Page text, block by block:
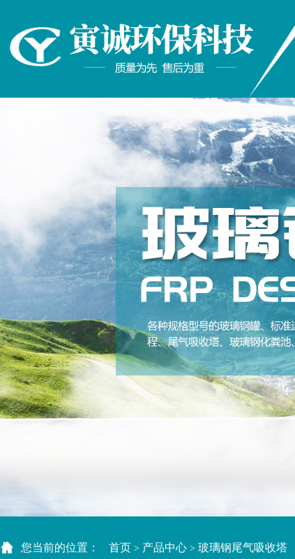
您当前的位置： 首页 > 产品中心 > 玻璃钢尾气吸收塔